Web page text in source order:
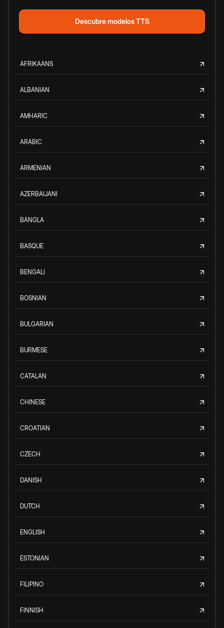
Descubre modelos TTS
AFRIKAANS
ALBANIAN
AMHARIC
ARABIC
ARMENIAN
AZERBAIJANI
BANGLA
BASQUE
BENGALI
BOSNIAN
BULGARIAN
BURMESE
CATALAN
CHINESE
CROATIAN
CZECH
DANISH
DUTCH
ENGLISH
ESTONIAN
FILIPINO
FINNISH